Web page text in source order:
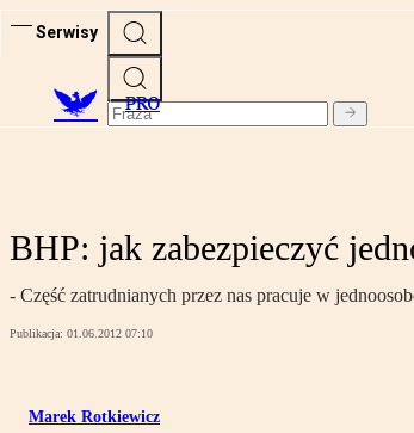
Serwisy
PRO
BHP: jak zabezpieczyć
- Część zatrudnianych przez nas pracuje w
Publikacja: 01.06.2012 07:10
Marek Rotkiewicz